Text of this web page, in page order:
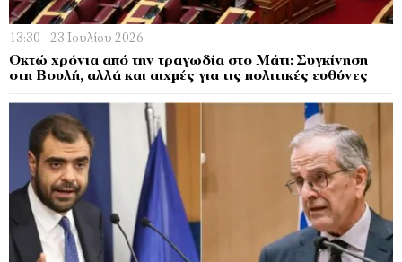
13:30 - 23 Ιουλίου 2026
Οκτώ χρόνια από την τραγωδία στο Μάτι: Συγκίνηση
στη Βουλή, αλλά και αιχμές για τις πολιτικές ευθύνες